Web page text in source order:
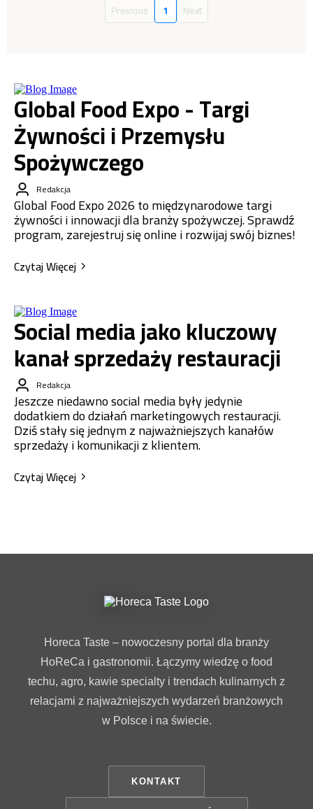
Previous 1 Next
Global Food Expo - Targi
Żywności i Przemysłu
Spożywczego
Redakcja
Global Food Expo 2026 to międzynarodowe targi
żywności i innowacji dla branży spożywczej. Sprawdź
program, zarejestruj się online i rozwijaj swój biznes!
Czytaj Więcej
Social media jako kluczowy
kanał sprzedaży restauracji
Redakcja
Jeszcze niedawno social media były jedynie
dodatkiem do działań marketingowych restauracji.
Dziś stały się jednym z najważniejszych kanałów
sprzedaży i komunikacji z klientem.
Czytaj Więcej
Horeca Taste – nowoczesny portal dla branży
HoReCa i gastronomii. Łączymy wiedzę o food
techu, agro, kawie specialty i trendach kulinarnych z
relacjami z najważniejszych wydarzeń branżowych
w Polsce i na świecie.
KONTAKT